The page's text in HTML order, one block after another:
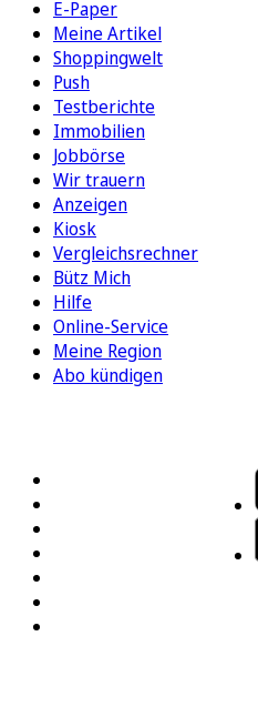
E-Paper
Meine Artikel
Shoppingwelt
Push
Testberichte
Immobilien
Jobbörse
Wir trauern
Anzeigen
Kiosk
Vergleichsrechner
Bütz Mich
Hilfe
Online-Service
Meine Region
Abo kündigen